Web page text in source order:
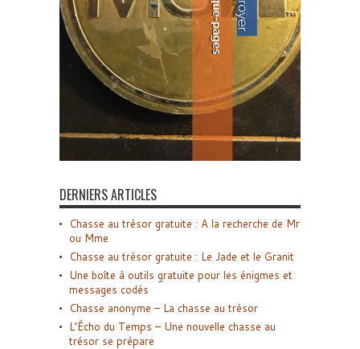
DERNIERS ARTICLES
Chasse au trésor gratuite : A la recherche de Mr
ou Mme
Chasse au trésor gratuite : Le Jade et le Granit
Une boîte à outils gratuite pour les énigmes et
messages codés
Chasse anonyme – La chasse au trésor
L’Écho du Temps – Une nouvelle chasse au
trésor se prépare